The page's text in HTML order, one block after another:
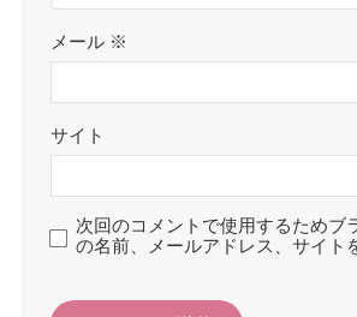
メール ※
サイト
次回のコメントで使用するためブ
の名前、メールアドレス、サイト